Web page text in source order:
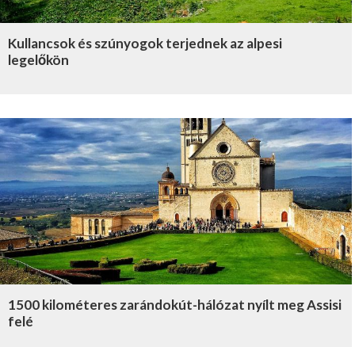
Kullancsok és szúnyogok terjednek az alpesi
legelőkön
1500 kilométeres zarándokút-hálózat nyílt meg Assisi
felé